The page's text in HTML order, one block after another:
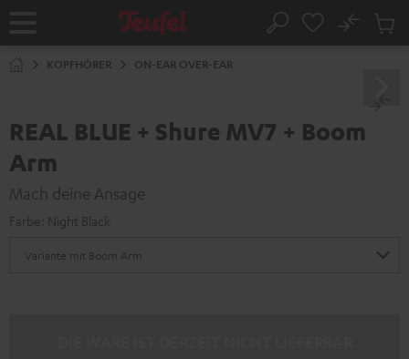
Startseite Suche
No
KOPFHÖRER ON-EAR OVER-EAR
REAL BLUE + Shure MV7 + Boom
Arm
Mach deine Ansage
Farbe: Night Black